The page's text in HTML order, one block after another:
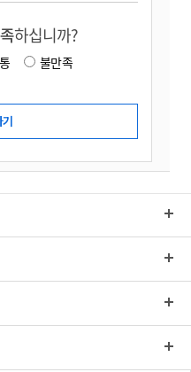
하십니까?
불만족